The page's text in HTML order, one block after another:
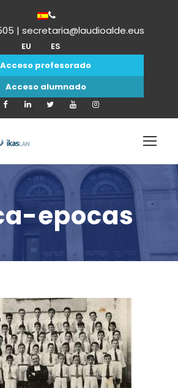
| secretaria@laudioalde.eus
EU
ES
Acceso profesorado
Acceso alumnado
epocas